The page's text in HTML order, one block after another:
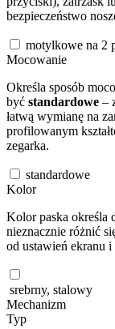
bezpieczeństwo
motylkowe na 2
Mocowanie
Określa sposób
być standardowe –
łatwą wymianę na
profilowanym
zegarka.
standardowe
Kolor
Kolor paska określa
nieznacznie różnić
od ustawień ekranu
srebrny, stalowy
Mechanizm
Typ